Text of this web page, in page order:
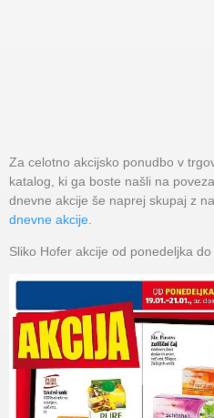
Za celotno akcijsko ponudbo v
katalog, ki ga boste našli na
dnevne akcije še naprej skupaj z
dnevne akcije
Sliko Hofer akcije od ponedeljka